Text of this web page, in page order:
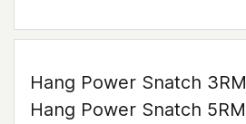
Hang Power Snatch 3RM
Hang Power Snatch 5RM